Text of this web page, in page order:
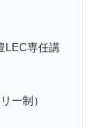
LEC専任講
ー制）